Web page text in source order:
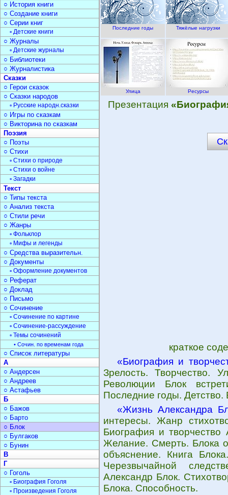
Последние годы Тяжёлые нагрузки
Улица Ресурсы
Презентация
краткое
«Биография и
Зрелость. Творчество.
Революции Блок
Последние годы. Детство.
«Жизнь Александра
интересы. Жанр
Биография и
Желание. Смерть. Блока
объяснение. Книга
Чеpезвычайной
Александр Блок.
Блока. Способность.
○ История книги
○ Создание книги
○ Серии книг
▫ Детские книги
○ Журналы
▫ Детские журналы
○ Библиотеки
○ Журналистика
Сказки
○ Герои сказок
○ Сказки народов
▫ Русские народн.сказки
○ Игры по сказкам
○ Викторина по сказкам
Поэзия
○ Поэты
○ Стихи
▫ Стихи о природе
▫ Стихи о войне
▫ Загадки
Текст
○ Типы текста
○ Анализ текста
○ Стили речи
○ Жанры
▫ Фольклор
▫ Мифы и легенды
○ Средства выразительн.
○ Документы
▫ Оформление документов
○ Реферат
○ Доклад
○ Письмо
○ Сочинение
▫ Сочинение по картине
▫ Сочинение-рассуждение
▫ Темы сочинений
• Сочин. по временам года
○ Список литературы
А
○ Андерсен
○ Андреев
○ Астафьев
Б
○ Бажов
○ Барто
○ Блок
○ Булгаков
○ Бунин
В
Г
○ Гоголь
▫ Биография Гоголя
▫ Произведения Гоголя